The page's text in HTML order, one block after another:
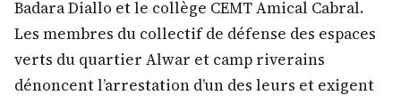
Badara Diallo et le collège CEMT Amical Cabral.
Les membres du collectif de défense des espaces
verts du quartier Alwar et camp riverains
dénoncent l’arrestation d’un des leurs et exigent